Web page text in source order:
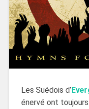
Les Suédois d’
énervé ont